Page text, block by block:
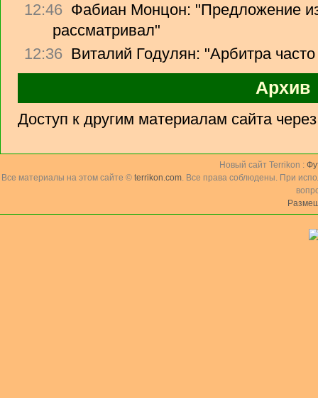
12:46 Фабиан Монцон: "Предложение
рассматривал"
12:36 Виталий Годулян: "Арбитра
Архив
Доступ к другим материалам сайта
Новый сайт Terrikon :
Все материалы на этом сайте © terrikon.com. Все права соблюдены. При